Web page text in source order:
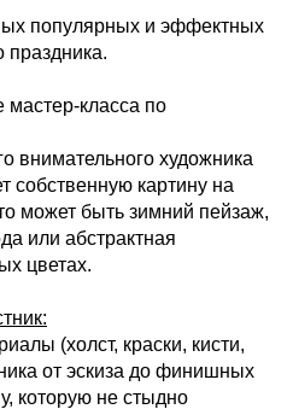
популярных и эффектных
праздника.
класса по
внимательного художника
собственную картину на
может быть зимний пейзаж,
или абстрактная
цветах.
(холст, краски, кисти,
от эскиза до финишных
которую не стыдно